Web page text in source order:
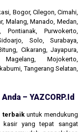
Bogor, Cilegon, Cimahi,
Malang, Manado, Medan,
Pontianak, Purwokerto,
Solo, Surabaya,
Cikarang, Jayapura,
Mojokerto,
Tangerang Selatan,
– YAZCORP.id
terbaikuntuk mendukung
kasir yang tepat sangat